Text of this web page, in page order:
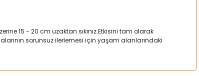
15 - 20 cm uzaktan sıkınız.Etkisini tam olarak
sorunsuz ilerlemesi için yaşam alanlarındaki